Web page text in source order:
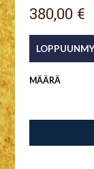
380,00 €
MÄÄRÄ